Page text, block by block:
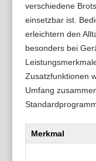
verschiedene
einsetzbar ist.
erleichtern den
besonders bei
Zusatzfunktionen
Umfang
Merkmal